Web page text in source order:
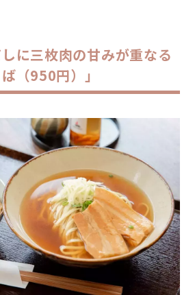
に三枚肉の甘みが重なる
（950円）」